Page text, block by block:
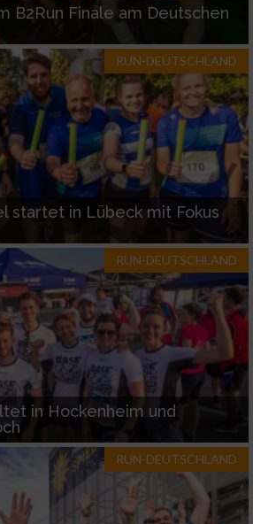
B2Run Finale am Deutschen
RUN-DEUTSCHLAND
startet in Lübeck mit Fokus
RUN-DEUTSCHLAND
in Hockenheim und
RUN-DEUTSCHLAND